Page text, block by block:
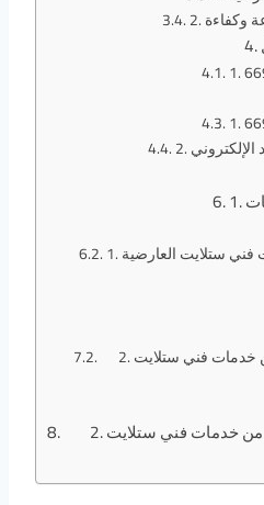
وكفاءة
فني ستلايت العارضية
2. نصائح للاستفادة القصوى من خدمات فني ستلايت
2. نصائح للاستفادة القصوى من خدمات فني ستلايت